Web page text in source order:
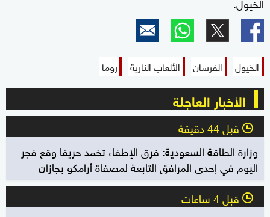
الخيول الفرسان الألعاب النارية روما
الأخبار العاجلة
l قبل 44 دقيقة
وزارة الطاقة السعودية: فرق الإطفاء تخمد حريقا وقع فجر
اليوم في إحدى المرافق التابعة لمصفاة أرامكو بجازان
l قبل 4 ساعات